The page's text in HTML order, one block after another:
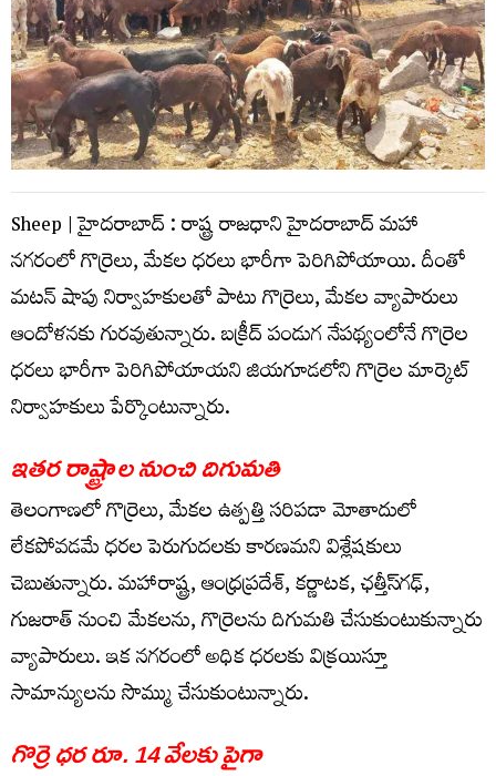
Sheep | హైద‌రాబాద్ : రాష్ట్ర రాజ‌ధాని హైద‌రాబాద్ మ‌హా
న‌గ‌రంలో గొర్రెలు, మేక‌ల‌ ధ‌ర‌లు భారీగా పెరిగిపోయాయి. దీంతో
మ‌ట‌న్ షాపు నిర్వాహ‌కుల‌తో పాటు గొర్రెలు, మేక‌ల వ్యాపారులు
ఆందోళ‌న‌కు గుర‌వుతున్నారు. బ‌క్రీద్ పండుగ నేప‌థ్యంలోనే గొర్రెల
ధ‌ర‌లు భారీగా పెరిగిపోయాయ‌ని జియగూడ‌లోని గొర్రెల మార్కెట్
నిర్వాహ‌కులు పేర్కొంటున్నారు.
ఇత‌ర రాష్ట్రాల నుంచి దిగుమ‌తి
తెలంగాణ‌లో గొర్రెలు, మేక‌ల ఉత్ప‌త్తి సరిప‌డా మోతాదులో
లేక‌పోవ‌డ‌మే ధ‌ర‌ల పెరుగుద‌లకు కార‌ణ‌మ‌ని విశ్లేష‌కులు
చెబుతున్నారు. మ‌హారాష్ట్ర‌, ఆంధ్ర‌ప్ర‌దేశ్‌, క‌ర్ణాట‌క‌, ఛ‌త్తీస్‌గ‌ఢ్,
గుజ‌రాత్ నుంచి మేక‌ల‌ను, గొర్రెల‌ను దిగుమ‌తి చేసుకుంటుకున్నారు
వ్యాపారులు. ఇక న‌గ‌రంలో అధిక ధ‌ర‌ల‌కు విక్ర‌యిస్తూ
సామాన్యుల‌ను సొమ్ము చేసుకుంటున్నారు.
గొర్రె ధ‌ర రూ. 14 వేల‌కు పైగా